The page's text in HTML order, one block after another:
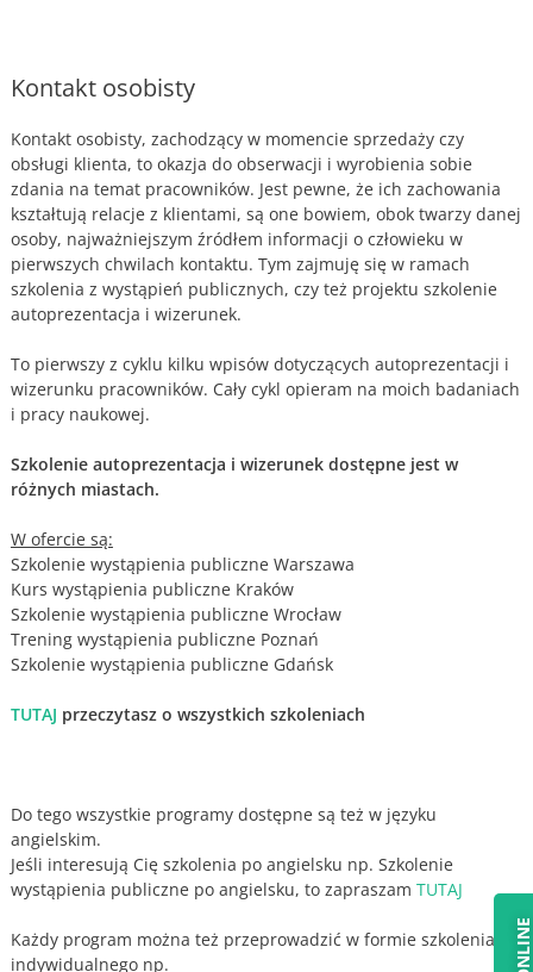
Kontakt osobisty
Kontakt osobisty, zachodzący w momencie sprzedaży czy
obsługi klienta, to okazja do obserwacji i wyrobienia sobie
zdania na temat pracowników. Jest pewne, że ich zachowania
kształtują relacje z klientami, są one bowiem, obok twarzy danej
osoby, najważniejszym źródłem informacji o człowieku w
pierwszych chwilach kontaktu. Tym zajmuję się w ramach
szkolenia z wystąpień publicznych, czy też projektu szkolenie
autoprezentacja i wizerunek.
To pierwszy z cyklu kilku wpisów dotyczących autoprezentacji i
wizerunku pracowników. Cały cykl opieram na moich badaniach
i pracy naukowej.
Szkolenie autoprezentacja i wizerunek dostępne jest w
różnych miastach.
W ofercie są:
Szkolenie wystąpienia publiczne Warszawa
Kurs wystąpienia publiczne Kraków
Szkolenie wystąpienia publiczne Wrocław
Trening wystąpienia publiczne Poznań
Szkolenie wystąpienia publiczne Gdańsk
TUTAJ przeczytasz o wszystkich szkoleniach
Do tego wszystkie programy dostępne są też w języku
angielskim.
Jeśli interesują Cię szkolenia po angielsku np. Szkolenie
wystąpienia publiczne po angielsku, to zapraszam TUTAJ
Każdy program można też przeprowadzić w formie szkolenia
indywidualnego np.